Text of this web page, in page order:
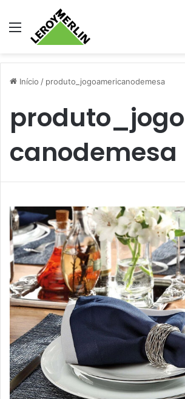
Menu
Início / produto_jogoamericanodemesa
canodemesa